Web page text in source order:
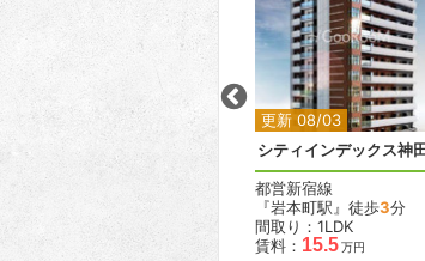
更新 08/04
バースシティ東五反田
『五反田駅』徒歩
間取り：2LDK
万円
更新 08/03
2
シティインデックス神
都営新宿線
『岩本町駅』徒歩3分
間取り：1LDK
賃料： 15.5万円